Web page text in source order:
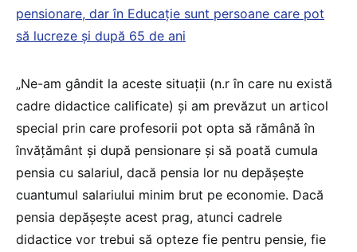
pensionare, dar în Educaţie sunt persoane care pot
să lucreze şi după 65 de ani
„Ne-am gândit la aceste situaţii (n.r în care nu există
cadre didactice calificate) şi am prevăzut un articol
special prin care profesorii pot opta să rămână în
învăţământ şi după pensionare şi să poată cumula
pensia cu salariul, dacă pensia lor nu depăşeşte
cuantumul salariului minim brut pe economie. Dacă
pensia depăşeşte acest prag, atunci cadrele
didactice vor trebui să opteze fie pentru pensie, fie